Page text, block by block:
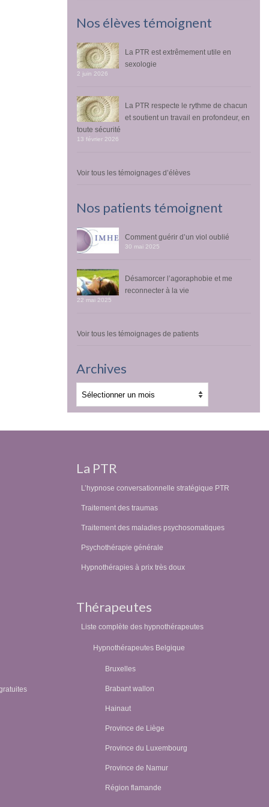
Nos élèves témoignent
La PTR est extrêmement utile en
sexologie
2 juin 2026
La PTR respecte le rythme de chacun
et soutient un travail en profondeur, en
toute sécurité
13 février 2026
Voir tous les témoignages d’élèves
Nos patients témoignent
Comment guérir d’un viol oublié
30 mai 2025
Désamorcer l’agoraphobie et me
reconnecter à la vie
22 mai 2025
Voir tous les témoignages de patients
Archives
La PTR
L’hypnose conversationnelle stratégique PTR
Traitement des traumas
Traitement des maladies psychosomatiques
Psychothérapie générale
Hypnothérapies à prix très doux
Thérapeutes
Liste complète des hypnothérapeutes
Hypnothérapeutes Belgique
Bruxelles
Brabant wallon
Hainaut
Province de Liège
Province du Luxembourg
Province de Namur
Région flamande